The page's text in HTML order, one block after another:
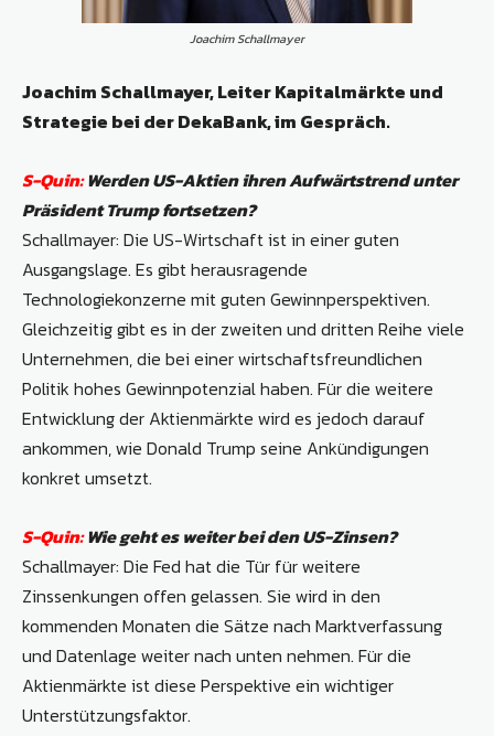
Joachim Schallmayer
Joachim Schallmayer, Leiter Kapitalmärkte und
Strategie bei der DekaBank, im Gespräch.
S-Quin:Werden US-Aktien ihren Aufwärtstrend unter
Präsident Trump fortsetzen?
Schallmayer: Die US-Wirtschaft ist in einer guten
Ausgangslage. Es gibt herausragende
Technologiekonzerne mit guten Gewinnperspektiven.
Gleichzeitig gibt es in der zweiten und dritten Reihe viele
Unternehmen, die bei einer wirtschaftsfreundlichen
Politik hohes Gewinnpotenzial haben. Für die weitere
Entwicklung der Aktienmärkte wird es jedoch darauf
ankommen, wie Donald Trump seine Ankündigungen
konkret umsetzt.
S-Quin:Wie geht es weiter bei den US-Zinsen?
Schallmayer: Die Fed hat die Tür für weitere
Zinssenkungen offen gelassen. Sie wird in den
kommenden Monaten die Sätze nach Marktverfassung
und Datenlage weiter nach unten nehmen. Für die
Aktienmärkte ist diese Perspektive ein wichtiger
Unterstützungsfaktor.